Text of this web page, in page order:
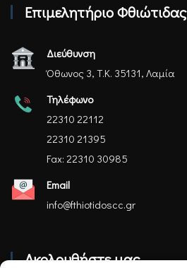
Επιμελητήριο Φθιώτιδας
Διεύθυνση
Όθωνος 3, Τ.Κ. 35131, Λαμία
Τηλέφωνο
22310 22112
22310 21395
Fax: 22310 30985
Email
info@fthiotidoscc.gr
Ακολουθήστε μας